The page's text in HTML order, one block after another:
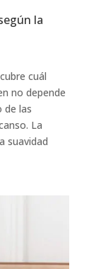
la
cuál
no depende
de las
La
suavidad